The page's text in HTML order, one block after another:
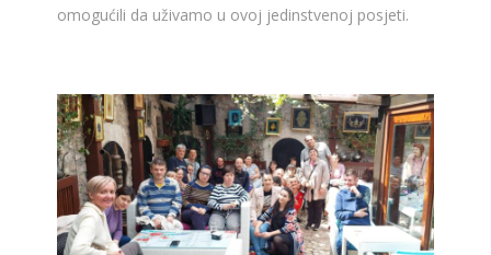
omogućili da uživamo u ovoj jedinstvenoj posjeti.